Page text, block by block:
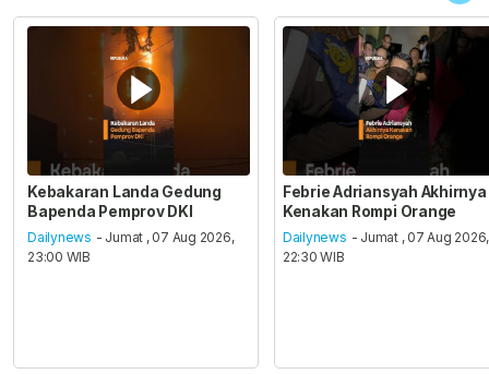
Kebakaran Landa Gedung
Bapenda Pemprov DKI
Dailynews - Jumat , 07 Aug 2026,
23:00 WIB
Febrie Adriansyah Akhirnya
Kenakan Rompi Orange
Dailynews - Jumat , 07 Aug 2026,
22:30 WIB